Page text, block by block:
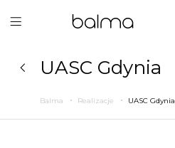
UASC Gdynia
Balma Realizacje UASC Gdynia